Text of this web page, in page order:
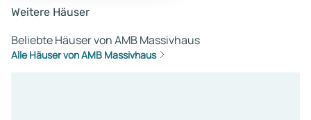
Weitere Häuser
Beliebte Häuser von AMB Massivhaus
Alle Häuser von AMB Massivhaus